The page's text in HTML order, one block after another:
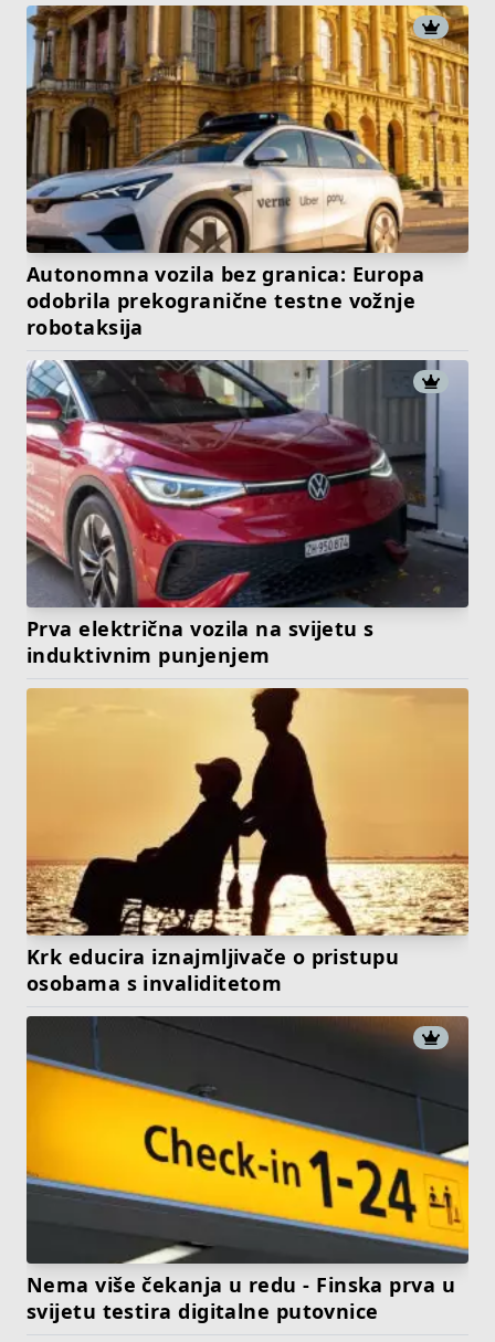
Autonomna vozila bez granica: Europa
odobrila prekogranične testne vožnje
robotaksija
Prva električna vozila na svijetu s
induktivnim punjenjem
Krk educira iznajmljivače o pristupu
osobama s invaliditetom
Nema više čekanja u redu - Finska prva u
svijetu testira digitalne putovnice